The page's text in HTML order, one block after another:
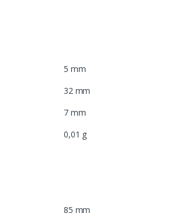
5 mm
32 mm
7 mm
0,01 g
85 mm